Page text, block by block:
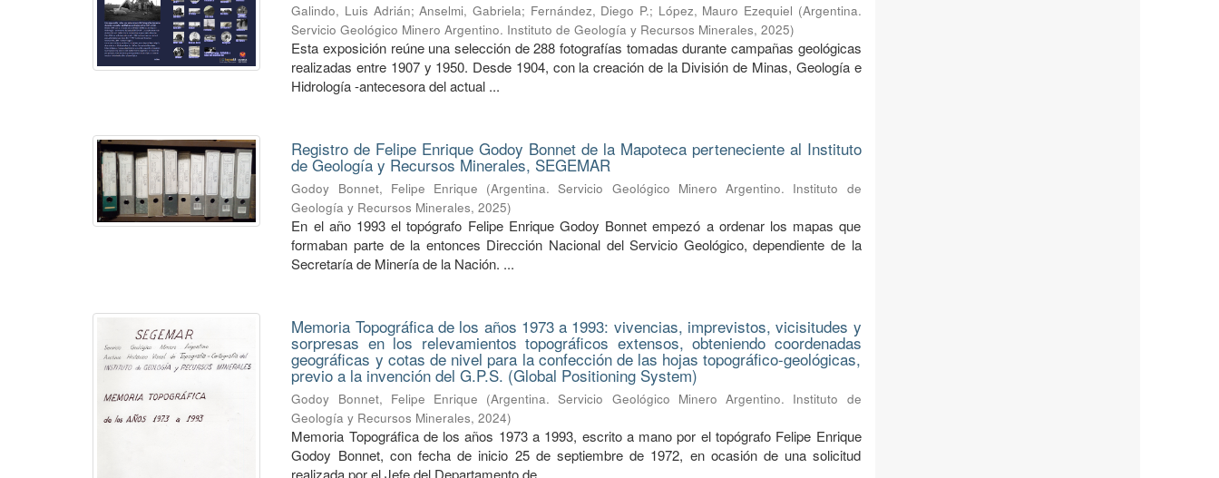
Galindo, Luis Adrián;Anselmi, Gabriela; Fernández, Diego P.; López, Mauro Ezequiel (Argentina.
Servicio Geológico Minero Argentino. Instituto de Geología y Recursos Minerales,2025)
Esta exposición reúne una selección de 288 fotografías tomadas durante campañas geológicas
realizadas entre 1907 y 1950. Desde 1904, con la creación de la División de Minas, Geología e
Hidrología -antecesora del actual ...
Registro de Felipe Enrique Godoy Bonnet de la Mapoteca perteneciente al Instituto
de Geología y Recursos Minerales, SEGEMAR
Godoy Bonnet, Felipe Enrique (Argentina. Servicio Geológico Minero Argentino. Instituto de
Geología y Recursos Minerales,2025)
En el año 1993 el topógrafo Felipe Enrique Godoy Bonnet empezó a ordenar los mapas que
formaban parte de la entonces Dirección Nacional del Servicio Geológico, dependiente de la
Secretaría de Minería de la Nación. ...
Memoria Topográfica de los años 1973 a 1993: vivencias, imprevistos, vicisitudes y
sorpresas en los relevamientos topográficos extensos, obteniendo coordenadas
geográficas y cotas de nivel para la confección de las hojas topográfico-geológicas,
previo a la invención del G.P.S. (Global Positioning System)
Godoy Bonnet, Felipe Enrique (Argentina. Servicio Geológico Minero Argentino. Instituto de
Geología y Recursos Minerales,2024)
Memoria Topográfica de los años 1973 a 1993, escrito a mano por el topógrafo Felipe Enrique
Godoy Bonnet, con fecha de inicio 25 de septiembre de 1972, en ocasión de una solicitud
realizada por el Jefe del Departamento de ...